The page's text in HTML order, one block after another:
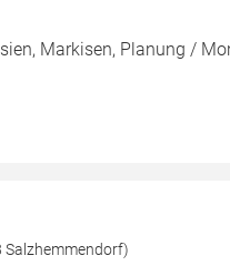
Markisen, Planung /
Salzhemmendorf)